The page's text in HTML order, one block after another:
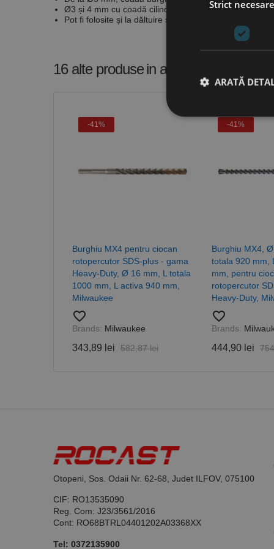
Ø3 și 4 mm cu coadă cilindrică standard
Pot fi folosite și la dăltuire și percuție
16 alte produsein aceeasi categorie
-41%
Burghiu MX4 pentru ciocan
rotopercutor SDS-plus - gama
Heavy-Duty, Ø 16 mm, L totala
1000 mm, L activa 940 mm,
Milwaukee
favorite_border
Brands: Milwaukee
343,89 lei 582,87 lei
-41%
Burghiu MX4, Ø
totala 920 mm,
mm, pentru
rotopercutor
Heavy-Duty,
favorite_border
Brands:
444,90 lei
Otopeni, Sos. Odaii Nr. 62-68, Judet ILFOV, 075100
CIF: RO13535090
Reg. Com: J23/3561/2016
Cont: RO68BTRL04401202A03368XX
Tel: 0372135900
Strict necesare
ARATĂ
contului. Site-ul
PHPSESSID
Nume
Furnizor /
Nume
PrestaShop-